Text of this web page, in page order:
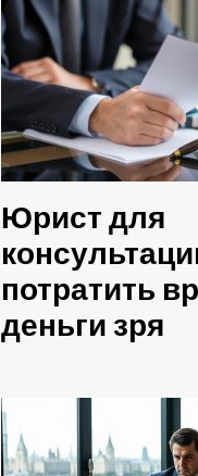
Юрист для
потратить
деньги зря